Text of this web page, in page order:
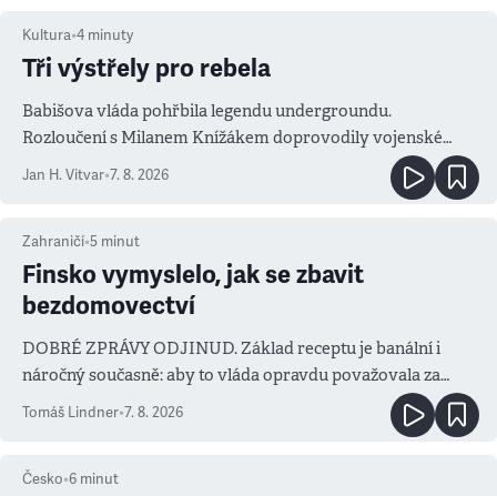
Kultura•4 minuty
Tři výstřely pro rebela
Babišova vláda pohřbila legendu undergroundu.
Rozloučení s Milanem Knížákem doprovodily vojenské
salvy i kritika pokrokářů
Jan H. Vitvar•7. 8. 2026
Zahraničí•5 minut
Finsko vymyslelo, jak se zbavit
bezdomovectví
DOBRÉ ZPRÁVY ODJINUD. Základ receptu je banální i
náročný současně: aby to vláda opravdu považovala za
prioritu
Tomáš Lindner•7. 8. 2026
Česko•6 minut